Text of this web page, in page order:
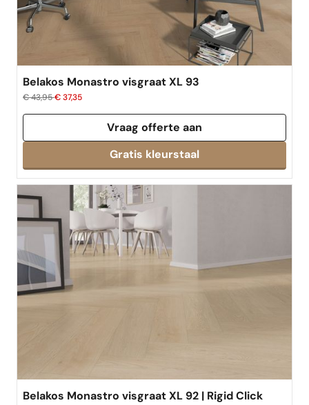
Belakos Monastro visgraat XL 93
€ 43,95€ 37,35
Vraag offerte aan
Belakos Monastro visgraat XL 92 | Rigid Click